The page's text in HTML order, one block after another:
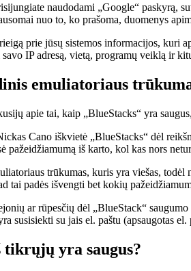
naudodami „Google“ paskyrą,
nuo to, ko prašoma, duomenys
prie jūsų sistemos informacijos, kuri
IP adresą, vietą, programų veiklą ir
emuliatoriaus
apie tai, kaip „BlueStacks“ yra
Cano iškvietė „BlueStacks“ dėl
pažeidžiamumą iš karto, kol kas nors
trūkumas, kuris yra viešas,
tai padės išvengti bet kokių
ar rūpesčių dėl „BlueStack“
susisiekti su jais el. paštu (apsaugotas el.
tikrųjų yra saugus?